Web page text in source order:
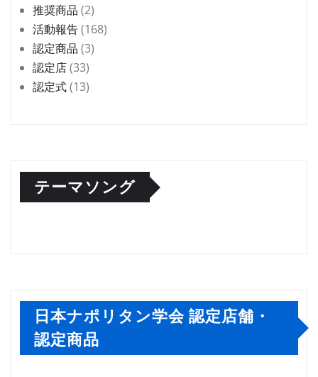
推奨商品 (2)
活動報告(168)
認定商品 (3)
認定店(33)
認定式(13)
テーマソング
日本ナポリタン学会 認定店舗・
認定商品